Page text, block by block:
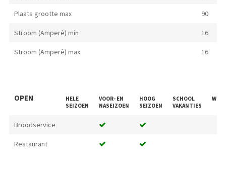
Plaats grootte max 90
Stroom (Amperè) min 16
Stroom (Amperè) max 16
OPEN
HELE
SEIZOEN
VOOR- EN
NASEIZOEN
HOOG
SEIZOEN
SCHOOL
VAKANTIES
Broodservice
Restaurant